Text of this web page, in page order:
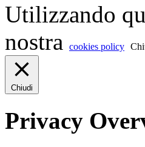
Utilizzando
nostra
cookies policy
Chiudi
Privacy